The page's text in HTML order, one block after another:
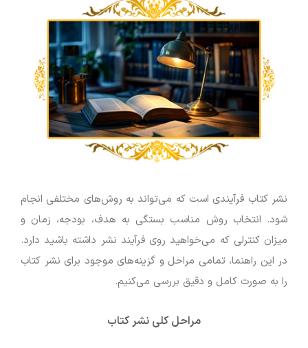
نشر کتاب فرآیندی است که می‌تواند به روش‌های مختلفی انجام
شود. انتخاب روش مناسب بستگی به هدف، بودجه، زمان و
میزان کنترلی که می‌خواهید روی فرآیند نشر داشته باشید دارد.
در این راهنما، تمامی مراحل و گزینه‌های موجود برای نشر کتاب
را به صورت کامل و دقیق بررسی می‌کنیم.
مراحل کلی نشر کتاب